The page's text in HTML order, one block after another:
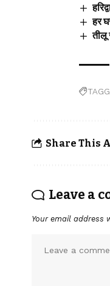
हर
तीलू
Share This
Leave a
Your email address